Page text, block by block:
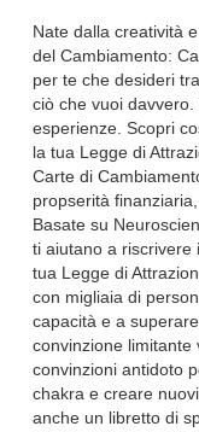
Nate dalla creatività
del Cambiamento:
per te che desideri
ciò che vuoi
esperienze. Scopri
la tua Legge di
Carte di
propserità
Basate su
ti aiutano a riscrivere
tua Legge di
con migliaia di
capacità e a
convinzione
convinzioni antidoto
chakra e creare
anche un libretto di